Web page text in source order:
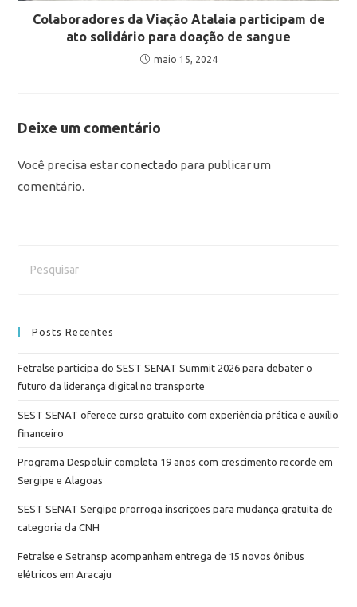
Colaboradores da Viação Atalaia participam de
ato solidário para doação de sangue
maio 15, 2024
Deixe um comentário
Você precisa estarconectado para publicar um
comentário.
Posts Recentes
Fetralse participa do SEST SENAT Summit 2026 para debater o
futuro da liderança digital no transporte
SEST SENAT oferece curso gratuito com experiência prática e auxílio
financeiro
Programa Despoluir completa 19 anos com crescimento recorde em
Sergipe e Alagoas
SEST SENAT Sergipe prorroga inscrições para mudança gratuita de
categoria da CNH
Fetralse e Setransp acompanham entrega de 15 novos ônibus
elétricos em Aracaju